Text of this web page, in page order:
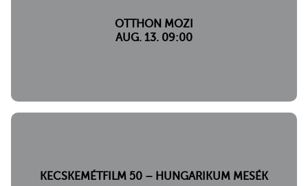
OTTHON MOZI
AUG. 13. 09:00
KECSKEMÉTFILM 50 – HUNGARIKUM MESÉK